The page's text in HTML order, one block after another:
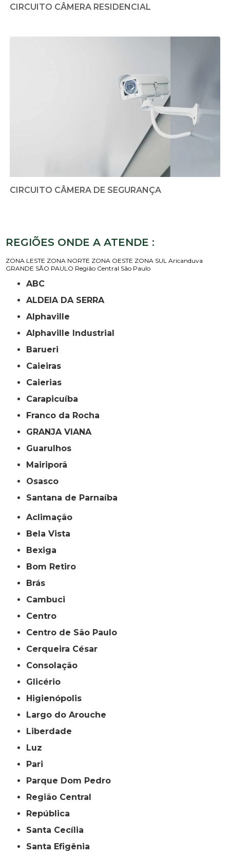
CIRCUITO CÂMERA RESIDENCIAL
CIRCUITO CÂMERA DE SEGURANÇA
REGIÕES ONDE A ATENDE :
ZONA LESTE ZONA NORTE ZONA OESTE ZONA SUL Aricanduva
GRANDE SÃO PAULO Região Central São Paulo
ABC
ALDEIA DA SERRA
Alphaville
Alphaville Industrial
Barueri
Caieiras
Caierias
Carapicuíba
Franco da Rocha
GRANJA VIANA
Guarulhos
Mairiporã
Osasco
Santana de Parnaíba
Aclimação
Bela Vista
Bexiga
Bom Retiro
Brás
Cambuci
Centro
Centro de São Paulo
Cerqueira César
Consolação
Glicério
Higienópolis
Largo do Arouche
Liberdade
Luz
Pari
Parque Dom Pedro
Região Central
República
Santa Cecília
Santa Efigênia